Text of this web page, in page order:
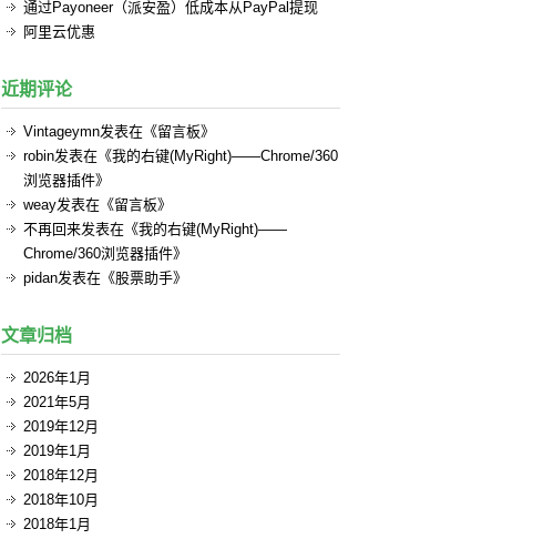
通过Payoneer（派安盈）低成本从PayPal提现
阿里云优惠
近期评论
Vintageymn发表在《留言板》
robin发表在《我的右键(MyRight)——Chrome/360
浏览器插件》
weay发表在《留言板》
不再回来发表在《我的右键(MyRight)——
Chrome/360浏览器插件》
pidan发表在《股票助手》
文章归档
2026年1月
2021年5月
2019年12月
2019年1月
2018年12月
2018年10月
2018年1月